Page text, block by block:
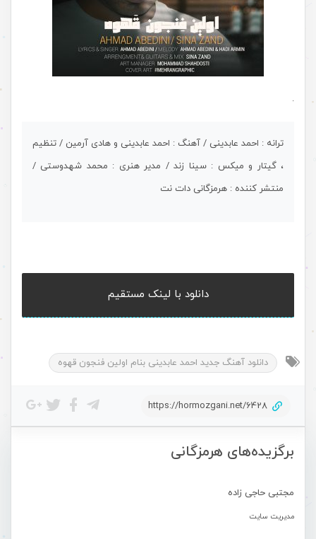
برگزیده‌های هرمزگانی
مجتبی حاجی زاده
مدیریت سایت
.
ترانه : احمد عابدینی / آهنگ : احمد عابدینی و هادی آرمین / تنظیم
، گیتار و میکس : سینا زند / مدیر هنری : محمد شهدوستی /
منتشر کننده : هرمزگانی دات نت
دانلود با لینک مستقیم
دانلود آهنگ جدید احمد عابدینی بنام اولین فنجون قهوه
https://hormozgani.net/6428